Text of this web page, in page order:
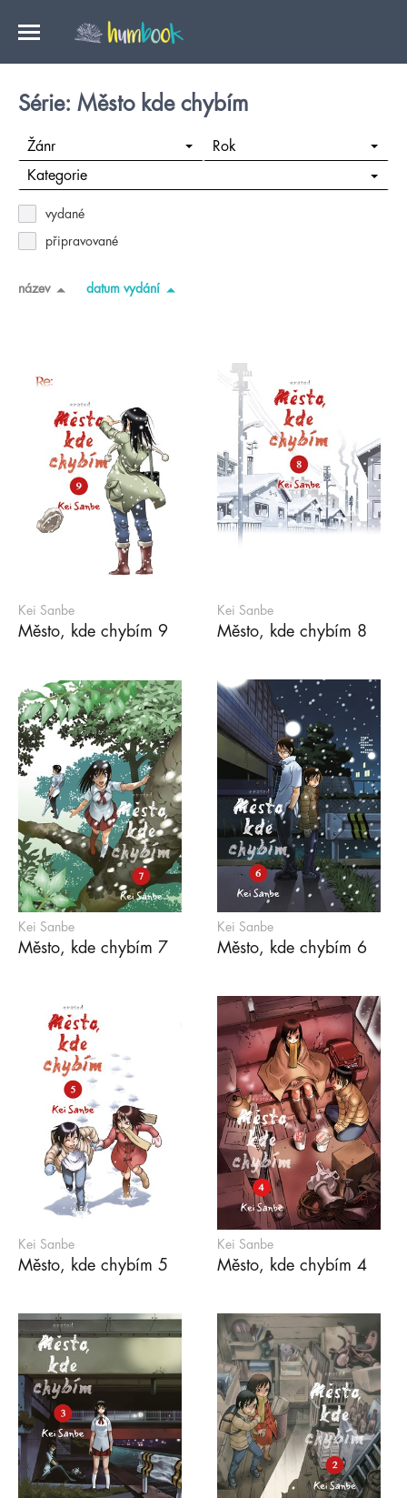
Série: Město kde chybím
Žánr Rok
Kategorie
vydané
připravované
název datum vydání
Kei Sanbe
Město, kde chybím 9
Kei Sanbe
Město, kde chybím 8
Kei Sanbe
Město, kde chybím 7
Kei Sanbe
Město, kde chybím 6
Kei Sanbe
Město, kde chybím 5
Kei Sanbe
Město, kde chybím 4